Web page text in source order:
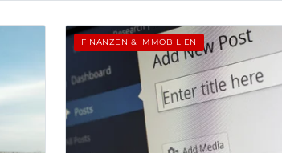
FINANZEN & IMMOBILIEN